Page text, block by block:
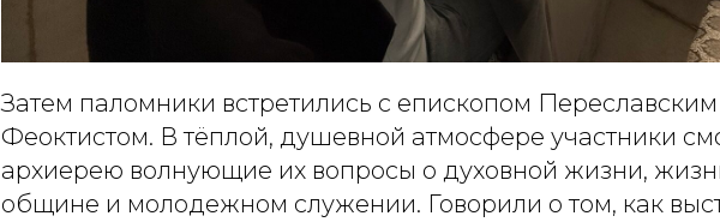
Затем паломники встретились с епископом
Феоктистом. В тёплой, душевной атмосфере участники
архиерею волнующие их вопросы о духовной жизни,
общине и молодежном служении. Говорили о том, как